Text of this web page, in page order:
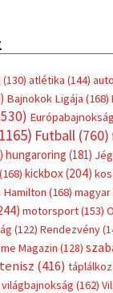
(130) atlétika (144)
Bajnokok Ligája (168)
Európabajnokság
Futball(760)
hungaroring (181)
(168) kickbox(204)
(168)
motorsport(153)
(122) Rendezvény
Magazin (128)
tenisz (416)
világbajnokság (162)